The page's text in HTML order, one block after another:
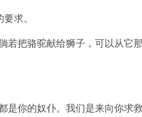
求。
把骆驼献给狮子，可以从它
你的奴仆。我们是来向你求